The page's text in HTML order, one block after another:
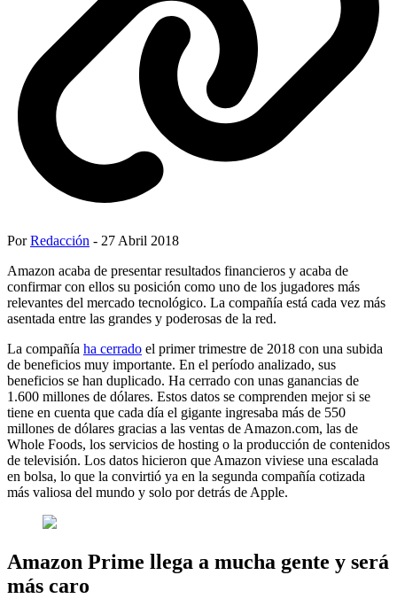
PorRedacción - 27 Abril 2018
Amazon acaba de presentar resultados financieros y acaba de
confirmar con ellos su posición como uno de los jugadores más
relevantes del mercado tecnológico. La compañía está cada vez más
asentada entre las grandes y poderosas de la red.
La compañía ha cerrado el primer trimestre de 2018 con una subida
de beneficios muy importante. En el período analizado, sus
beneficios se han duplicado. Ha cerrado con unas ganancias de
1.600 millones de dólares. Estos datos se comprenden mejor si se
tiene en cuenta que cada día el gigante ingresaba más de 550
millones de dólares gracias a las ventas de Amazon.com, las de
Whole Foods, los servicios de hosting o la producción de contenidos
de televisión. Los datos hicieron que Amazon viviese una escalada
en bolsa, lo que la convirtió ya en la segunda compañía cotizada
más valiosa del mundo y solo por detrás de Apple.
Amazon Prime llega a mucha gente y será
más caro